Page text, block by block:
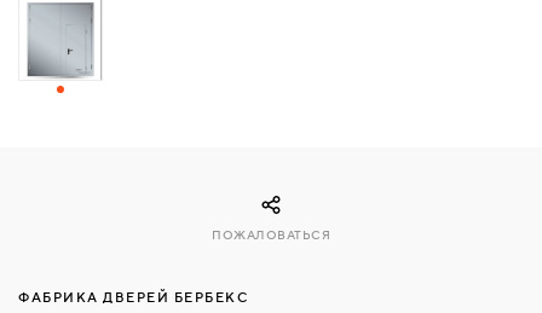
СВЯЗАТЬСЯ
ФАБРИКА ДВЕРЕЙ БЕРБЕКС
ПОЖАЛОВАТЬСЯ